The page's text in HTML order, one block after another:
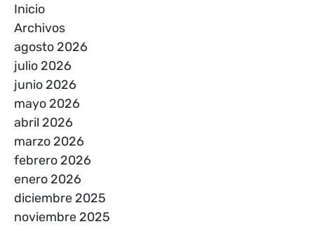
Inicio
Archivos
agosto 2026
julio 2026
junio 2026
mayo 2026
abril 2026
marzo 2026
febrero 2026
enero 2026
diciembre 2025
noviembre 2025